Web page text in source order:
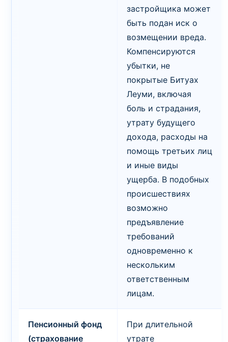
застройщика может
быть подан иск о
возмещении вреда.
Компенсируются
убытки, не
покрытые Битуах
Леуми, включая
боль и страдания,
утрату будущего
дохода, расходы на
помощь третьих лиц
и иные виды
ущерба. В подобных
происшествиях
возможно
предъявление
требований
одновременно к
нескольким
ответственным
лицам.
Пенсионный фонд
(страхование
При длительной
утрате